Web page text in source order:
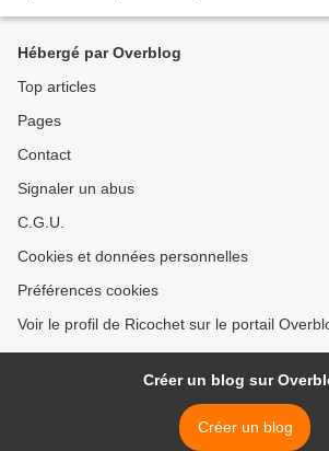
Hébergé par Overblog
Top articles
Pages
Contact
Signaler un abus
C.G.U.
Cookies et données personnelles
Préférences cookies
Voir le profil de Ricochet sur le portail
Créer un blog sur
Créer un blog